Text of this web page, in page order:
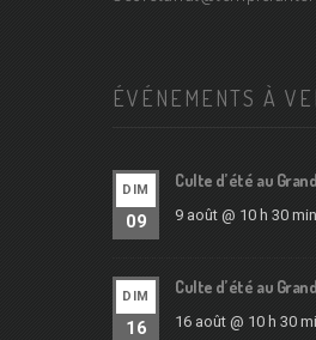
ÉVÉNEMENTS À
DIM
09
Culte d’été au
9 août @ 10 h 30 min
DIM
16
Culte d’été au
16 août @ 10 h 30